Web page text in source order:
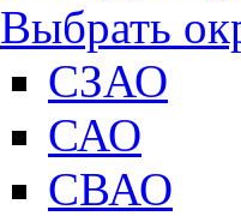
Выбрать
СЗАО
САО
СВАО